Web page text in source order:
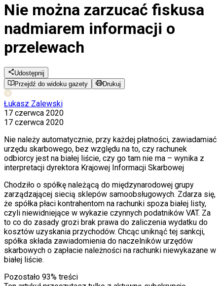
Nie można zarzucać fiskusa
nadmiarem informacji o
przelewach
Udostępnij
Przejdź do widoku gazety
Drukuj
Łukasz Zalewski
17 czerwca 2020
17 czerwca 2020
Nie należy automatycznie, przy każdej płatności, zawiadamiać
urzędu skarbowego, bez względu na to, czy rachunek
odbiorcy jest na białej liście, czy go tam nie ma – wynika z
interpretacji dyrektora Krajowej Informacji Skarbowej
Chodziło o spółkę należącą do międzynarodowej grupy
zarządzającej siecią sklepów samoobsługowych. Zdarza się,
że spółka płaci kontrahentom na rachunki spoza białej listy,
czyli niewidniejące w wykazie czynnych podatników VAT. Za
to co do zasady grozi brak prawa do zaliczenia wydatku do
kosztów uzyskania przychodów. Chcąc uniknąć tej sankcji,
spółka składa zawiadomienia do naczelników urzędów
skarbowych o zapłacie należności na rachunki niewykazane w
białej liście.
Pozostało 93% treści